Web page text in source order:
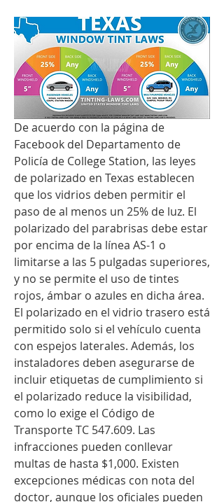
De acuerdo con la página de
Facebook del Departamento de
Policía de College Station, las leyes
de polarizado en Texas establecen
que los vidrios deben permitir el
paso de al menos un 25% de luz. El
polarizado del parabrisas debe estar
por encima de la línea AS-1 o
limitarse a las 5 pulgadas superiores,
y no se permite el uso de tintes
rojos, ámbar o azules en dicha área.
El polarizado en el vidrio trasero está
permitido solo si el vehículo cuenta
con espejos laterales. Además, los
instaladores deben asegurarse de
incluir etiquetas de cumplimiento si
el polarizado reduce la visibilidad,
como lo exige el Código de
Transporte TC 547.609. Las
infracciones pueden conllevar
multas de hasta $1,000. Existen
excepciones médicas con nota del
doctor, aunque los oficiales pueden